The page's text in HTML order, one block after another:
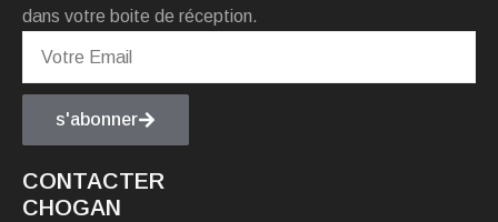
dans votre boite de réception.
s'abonner
CONTACTER
CHOGAN